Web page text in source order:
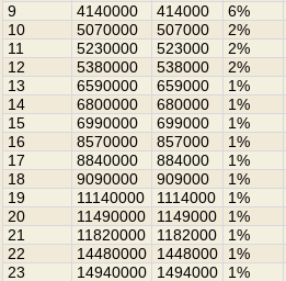
9
4140000 414000 6%
10
5070000 507000 2%
11
5230000 523000 2%
12
5380000 538000 2%
13
6590000 659000 1%
14
6800000 680000 1%
15
6990000 699000 1%
16
8570000 857000 1%
17
8840000 884000 1%
18
9090000 909000 1%
19
11140000 1114000 1%
20
11490000 1149000 1%
21
11820000 1182000 1%
22
14480000 1448000 1%
23
14940000 1494000 1%